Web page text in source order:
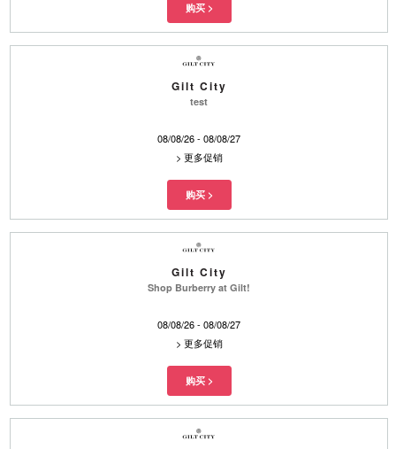
Gilt City
test
08/08/26 - 08/08/27
> 更多促销
Gilt City
Shop Burberry at Gilt!
08/08/26 - 08/08/27
> 更多促销